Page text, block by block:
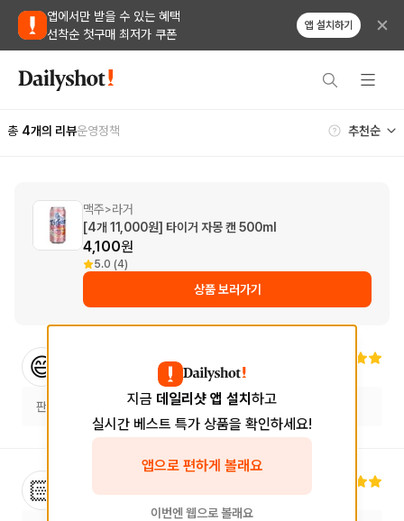
앱에서만 받을 수 있는 혜택
선착순 첫구매 최저가 쿠폰
앱 설치하기
총 4개의 리뷰운영정책
맥주>라거
[4개 11,000원] 타이거 자몽 캔 500ml
4,100원
5.0 (4)
상품 보러가기
😄
판매처 CU 당정역점
👨🏻‍💻
지금 데일리샷 앱 설치 하고
실시간 베스트 특가 상품을 확인하세요!
앱으로 편하게 볼래요
이번엔 웹으로 볼래요